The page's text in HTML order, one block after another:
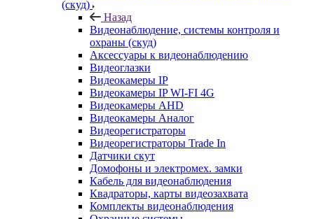
(скуд)
Назад
Видеонаблюдение, системы контроля и
охраны (скуд)
Аксессуары к видеонаблюдению
Видеоглазки
Видеокамеры IP
Видеокамеры IP WI-FI 4G
Видеокамеры AHD
Видеокамеры Аналог
Видеорегистраторы
Видеорегистраторы Trade In
Датчики скут
Домофоны и электромех. замки
Кабель для видеонаблюдения
Квадраторы, карты видеозахвата
Комплекты видеонаблюдения